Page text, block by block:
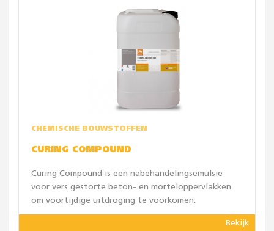
CHEMISCHE BOUWSTOFFEN
CURING COMPOUND
Curing Compound is een nabehandelingsemulsie
voor vers gestorte beton- en morteloppervlakken
om voortijdige uitdroging te voorkomen.
Bekijk